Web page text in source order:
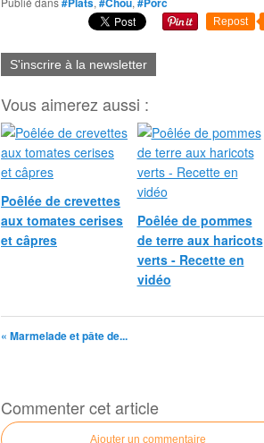
Repost
S'inscrire à la newsletter
Vous aimerez aussi :
Poêlée de crevettes
aux tomates cerises
et câpres
Poêlée de pommes
de terre aux haricots
verts - Recette en
vidéo
« Marmelade et pâte de...
Commenter cet article
Ajouter un commentaire